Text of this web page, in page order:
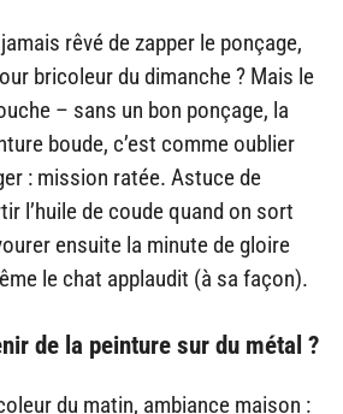
rêvé de zapper le ponçage,
bricoleur du dimanche ? Mais le
– sans un bon ponçage, la
boude, c’est comme oublier
: mission ratée. Astuce de
l’huile de coude quand on sort
ensuite la minute de gloire
le chat applaudit (à sa façon).
de la peinture sur du métal ?
du matin, ambiance maison :